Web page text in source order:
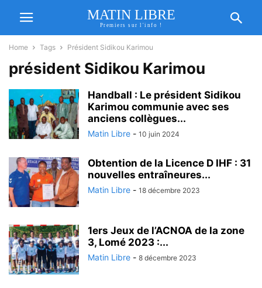
MATIN LIBRE
Premiers sur l'info !
Home Tags Président Sidikou Karimou
président Sidikou Karimou
Handball : Le président Sidikou
Karimou communie avec ses
anciens collègues...
Matin Libre - 10 juin 2024
Obtention de la Licence D IHF : 31
nouvelles entraîneures...
Matin Libre - 18 décembre 2023
1ers Jeux de l’ACNOA de la zone
3, Lomé 2023 :...
Matin Libre - 8 décembre 2023